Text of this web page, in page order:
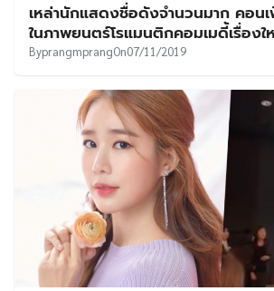
เหล่านักแสดงชื่อดังจำนวนมาก คอน
ในภาพยนตร์โรแมนติกคอมเมดี้เรื่องใ
ByprangmprangOn07/11/2019